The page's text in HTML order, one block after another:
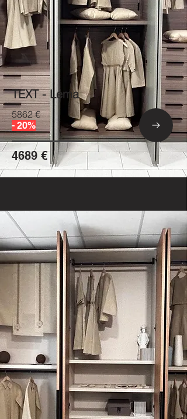
TEXT - Lema
5862 €
- 20%
4689 €